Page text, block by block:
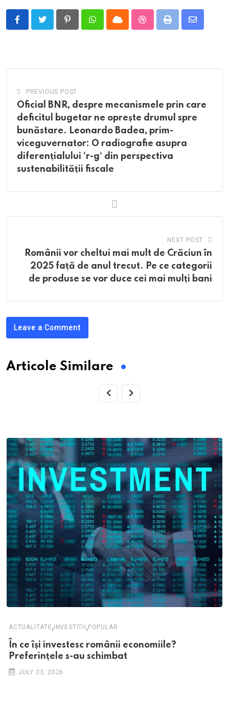
PinterestWhatsappCloud StumbleUpon
Print
Share
PREVIOUS POST
Oficial BNR, despre mecanismele prin care
deficitul bugetar ne oprește drumul spre
bunăstare. Leonardo Badea, prim-
viceguvernator: O radiografie asupra
diferențialului ‘r-g‘ din perspectiva
sustenabilității fiscale
NEXT POST
Românii vor cheltui mai mult de Crăciun în
2025 față de anul trecut. Pe ce categorii
de produse se vor duce cei mai mulți bani
Leave a Comment
Articole Similare
ACTUALITATE,INVESTITII,POPULAR
În ce își investesc românii economiile?
Preferințele s-au schimbat
JULY 23, 2026